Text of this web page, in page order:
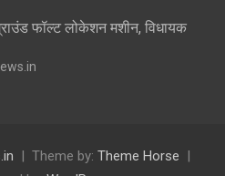
फॉल्ट लोकेशन मशीन, विधायक
Theme by: Theme Horse